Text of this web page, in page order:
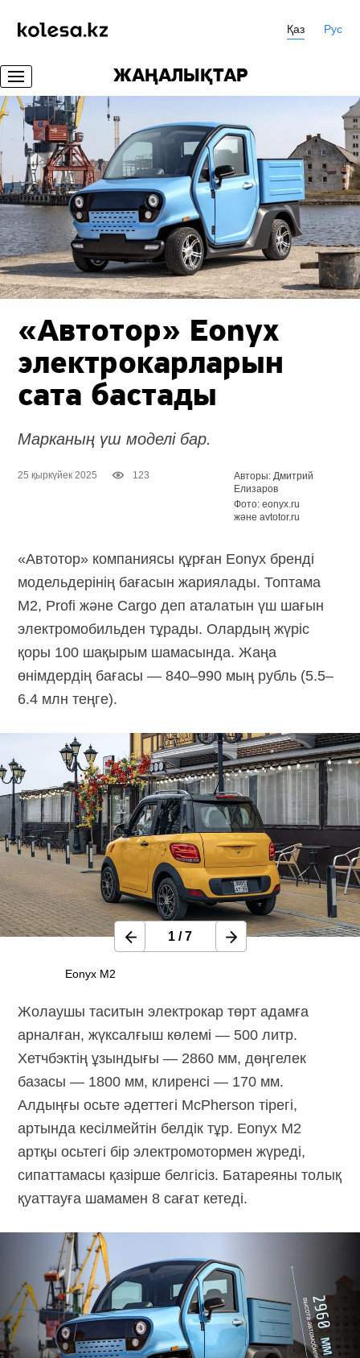
Қаз Рус
ЖАҢАЛЫҚТАР
«Автотор» Eonyx
электрокарларын
сата бастады
Марканың үш моделі бар.
25 қыркүйек 2025 123
Авторы: Дмитрий
Елизаров
Фото: eonyx.ru
және avtotor.ru
«Автотор» компаниясы құрған Eonyx бренді
модельдерінің бағасын жариялады. Топтама
M2, Profi және Cargo деп аталатын үш шағын
электромобильден тұрады. Олардың жүріс
қоры 100 шақырым шамасында. Жаңа
өнімдердің бағасы — 840–990 мың рубль (5.5–
6.4 млн теңге).
Eonyx M2
1 /7
Жолаушы таситын электрокар төрт адамға
арналған, жүксалғыш көлемі — 500 литр.
Хетчбэктің ұзындығы — 2860 мм, дөңгелек
базасы — 1800 мм, клиренсі — 170 мм.
Алдыңғы осьте әдеттегі McPherson тірегі,
артында кесілмейтін белдік тұр. Eonyx M2
артқы осьтегі бір электромотормен жүреді,
сипаттамасы қазірше белгісіз. Батареяны толық
қуаттауға шамамен 8 сағат кетеді.